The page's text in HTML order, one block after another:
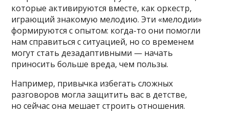
которые активируются вместе, как оркестр,
играющий знакомую мелодию. Эти «мелодии»
формируются с опытом: когда-то они помогли
нам справиться с ситуацией, но со временем
могут стать дезадаптивными — начать
приносить больше вреда, чем пользы.
Например, привычка избегать сложных
разговоров могла защитить вас в детстве,
но сейчас она мешает строить отношения.